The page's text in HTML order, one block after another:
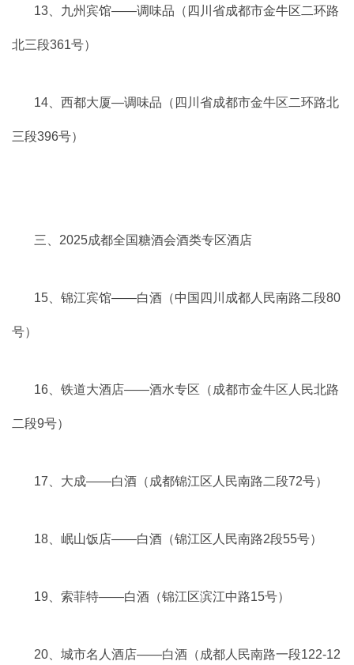
13、九州宾馆——调味品（四川省成都市金牛区二环路
北三段361号）
14、西都大厦—调味品（四川省成都市金牛区二环路北
三段396号）
三、2025成都全国糖酒会酒类专区酒店
15、锦江宾馆——白酒（中国四川成都人民南路二段80
号）
16、铁道大酒店——酒水专区（成都市金牛区人民北路
二段9号）
17、大成――白酒（成都锦江区人民南路二段72号）
18、岷山饭店——白酒（锦江区人民南路2段55号）
19、索菲特――白酒（锦江区滨江中路15号）
20、城市名人酒店——白酒（成都人民南路一段122-12